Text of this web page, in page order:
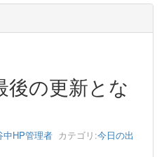
の更新とな
中HP管理者 カテゴリ:今日の出